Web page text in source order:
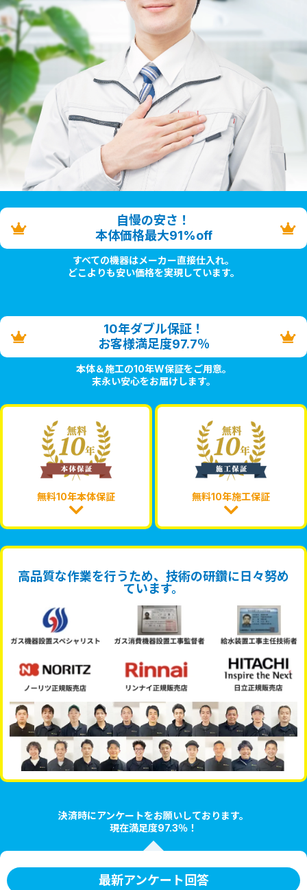
自慢の安さ！
本体価格最大91%off
すべての機器はメーカー直接仕入れ。
どこよりも安い価格を実現しています。
10年ダブル保証！
お客様満足度97.7％
本体＆施工の10年W保証をご用意。
末永い安心をお届けします。
無料10年本体保証 無料10年施工保証
高品質な作業を行うため、技術の研鑽に日々努め
ています。
決済時にアンケートをお願いしております。
現在満足度97.3％！
最新アンケート回答